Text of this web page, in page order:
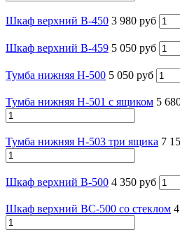
Шкаф верхний В-450 3 980 руб
Шкаф верхний В-459 5 050 руб
Тумба нижняя Н-500 5 050 руб
Тумба нижняя Н-501 с ящиком 5
Тумба нижняя Н-503 три ящика 7
Шкаф верхний В-500 4 350 руб
Шкаф верхний ВС-500 со стеклом